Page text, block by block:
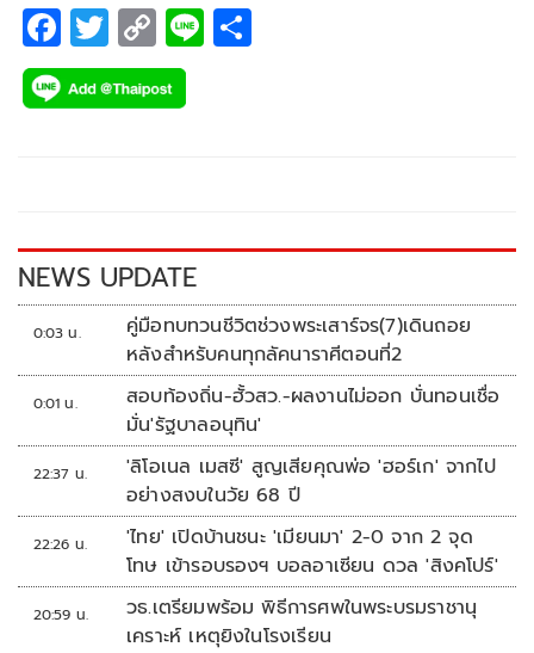
F
ac
e
k
T
wi
tt
C
o
p
k
Li
NEWS UPDATE
0:03 น.
คู่มือทบทวนชีวิตช่วงพระเสาร์จร(7)เดินถอย
หลังสำหรับคนทุกลัคนาราศีตอนที่2
0:01 น.
สอบท้องถิ่น-ฮั้วสว.-ผลงานไม่ออก บั่นทอนเชื่อ
มั่น'รัฐบาลอนุทิน'
22:37 น.
'ลิโอเนล เมสซี' สูญเสียคุณพ่อ 'ฮอร์เก' จากไป
อย่างสงบในวัย 68 ปี
22:26 น.
'ไทย' เปิดบ้านชนะ 'เมียนมา' 2-0 จาก 2 จุด
โทษ เข้ารอบรองฯ บอลอาเซียน ดวล 'สิงคโปร์'
20:59 น.
วธ.เตรียมพร้อม พิธีการศพในพระบรมราชานุ
เคราะห์ เหตุยิงในโรงเรียน